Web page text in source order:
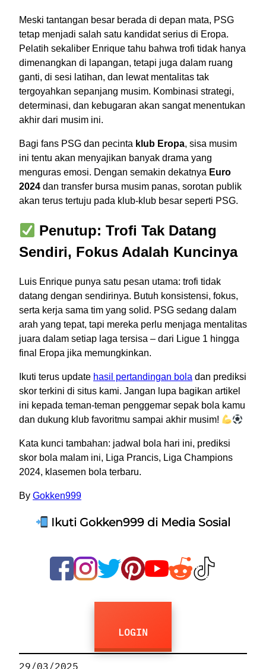
Meski tantangan besar berada di depan mata, PSG
tetap menjadi salah satu kandidat serius di Eropa.
Pelatih sekaliber Enrique tahu bahwa trofi tidak hanya
dimenangkan di lapangan, tetapi juga dalam ruang
ganti, di sesi latihan, dan lewat mentalitas tak
tergoyahkan sepanjang musim. Kombinasi strategi,
determinasi, dan kebugaran akan sangat menentukan
akhir dari musim ini.
Bagi fans PSG dan pecinta klub Eropa, sisa musim
ini tentu akan menyajikan banyak drama yang
menguras emosi. Dengan semakin dekatnya Euro
2024 dan transfer bursa musim panas, sorotan publik
akan terus tertuju pada klub-klub besar seperti PSG.
Penutup: Trofi Tak Datang
Sendiri, Fokus Adalah Kuncinya
Luis Enrique punya satu pesan utama: trofi tidak
datang dengan sendirinya. Butuh konsistensi, fokus,
serta kerja sama tim yang solid. PSG sedang dalam
arah yang tepat, tapi mereka perlu menjaga mentalitas
juara dalam setiap laga tersisa – dari Ligue 1 hingga
final Eropa jika memungkinkan.
Ikuti terus update hasil pertandingan bola dan prediksi
skor terkini di situs kami. Jangan lupa bagikan artikel
ini kepada teman-teman penggemar sepak bola kamu
dan dukung klub favoritmu sampai akhir musim!
Kata kunci tambahan: jadwal bola hari ini, prediksi
skor bola malam ini, Liga Prancis, Liga Champions
2024, klasemen bola terbaru.
By Gokken999
Ikuti Gokken999 di Media Sosial
LOGIN
29/03/2025